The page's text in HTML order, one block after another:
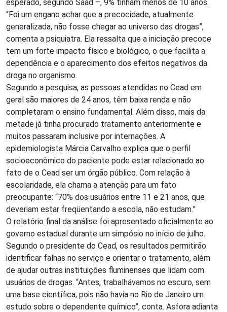
esperado, segundo Saad –, 9% tinham menos de 10 anos.
“Foi um engano achar que a precocidade, atualmente
generalizada, não fosse chegar ao universo das drogas”,
comenta a psiquiatra. Ela ressalta que a iniciação precoce
tem um forte impacto físico e biológico, o que facilita a
dependência e o aparecimento dos efeitos negativos da
droga no organismo.
Segundo a pesquisa, as pessoas atendidas no Cead em
geral são maiores de 24 anos, têm baixa renda e não
completaram o ensino fundamental. Além disso, mais da
metade já tinha procurado tratamento anteriormente e
muitos passaram inclusive por internações. A
epidemiologista Márcia Carvalho explica que o perfil
socioeconômico do paciente pode estar relacionado ao
fato de o Cead ser um órgão público. Com relação à
escolaridade, ela chama a atenção para um fato
preocupante: “70% dos usuários entre 11 e 21 anos, que
deveriam estar freqüentando a escola, não estudam.”
O relatório final da análise foi apresentado oficialmente ao
governo estadual durante um simpósio no início de julho.
Segundo o presidente do Cead, os resultados permitirão
identificar falhas no serviço e orientar o tratamento, além
de ajudar outras instituições fluminenses que lidam com
usuários de drogas. “Antes, trabalhávamos no escuro, sem
uma base científica, pois não havia no Rio de Janeiro um
estudo sobre o dependente químico”, conta. Asfora adianta